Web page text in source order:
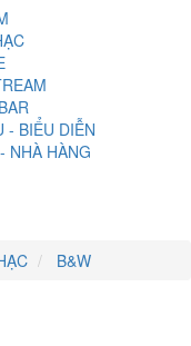
- BIỂU DIỄN
NHÀ HÀNG
B&W